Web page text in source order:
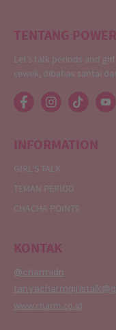
TENTANG
Let’s talk periods and
cewek, dibahas santai
INFORMATION
GIRL'S TALK
TEMAN PERIOD
CHACHA POINTS
KONTAK
@charmidn
www.charm.co.id